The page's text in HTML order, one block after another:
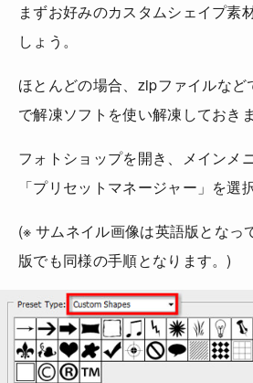
まずお好みのカスタムシェイプ素
しょう。
ほとんどの場合、zipファイルな
で解凍ソフトを使い解凍しておき
フォトショップを開き、メインメ
「プリセットマネージャー」を選
(※ サムネイル画像は英語版となっ
版でも同様の手順となります。)